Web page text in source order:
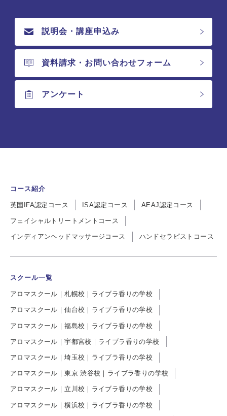
説明会・講座申込み
資料請求・お問い合わせフォーム
アンケート
コース紹介
英国IFA認定コース ISA認定コース AEAJ認定コース
フェイシャルトリートメントコース
インディアンヘッドマッサージコース ハンドセラピストコース
スクール一覧
アロマスクール｜札幌校｜ライブラ香りの学校
アロマスクール｜仙台校｜ライブラ香りの学校
アロマスクール｜福島校｜ライブラ香りの学校
アロマスクール｜宇都宮校｜ライブラ香りの学校
アロマスクール｜埼玉校｜ライブラ香りの学校
アロマスクール｜東京 渋谷校｜ライブラ香りの学校
アロマスクール｜立川校｜ライブラ香りの学校
アロマスクール｜横浜校｜ライブラ香りの学校